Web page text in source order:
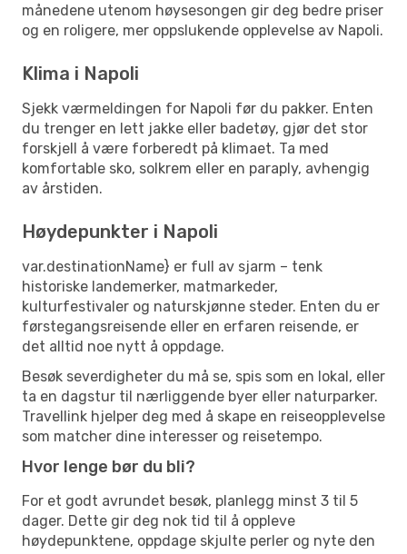
månedene utenom høysesongen gir deg bedre priser
og en roligere, mer oppslukende opplevelse av Napoli.
Klima i Napoli
Sjekk værmeldingen for Napoli før du pakker. Enten
du trenger en lett jakke eller badetøy, gjør det stor
forskjell å være forberedt på klimaet. Ta med
komfortable sko, solkrem eller en paraply, avhengig
av årstiden.
Høydepunkter i Napoli
var.destinationName} er full av sjarm – tenk
historiske landemerker, matmarkeder,
kulturfestivaler og naturskjønne steder. Enten du er
førstegangsreisende eller en erfaren reisende, er
det alltid noe nytt å oppdage.
Besøk severdigheter du må se, spis som en lokal, eller
ta en dagstur til nærliggende byer eller naturparker.
Travellink hjelper deg med å skape en reiseopplevelse
som matcher dine interesser og reisetempo.
Hvor lenge bør du bli?
For et godt avrundet besøk, planlegg minst 3 til 5
dager. Dette gir deg nok tid til å oppleve
høydepunktene, oppdage skjulte perler og nyte den